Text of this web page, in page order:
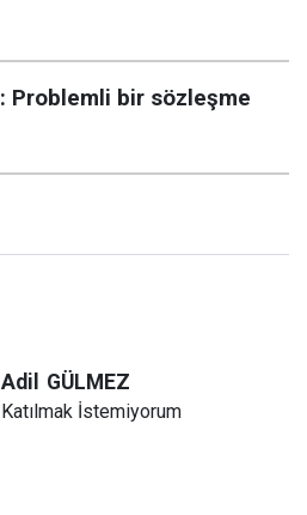
Problemli bir sözleşme
Adil GÜLMEZ
Katılmak İstemiyorum